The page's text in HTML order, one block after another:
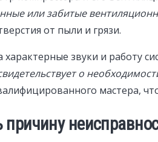
или забитые
от пыли и грязи.
звуки и работу
о
мастера,
причину